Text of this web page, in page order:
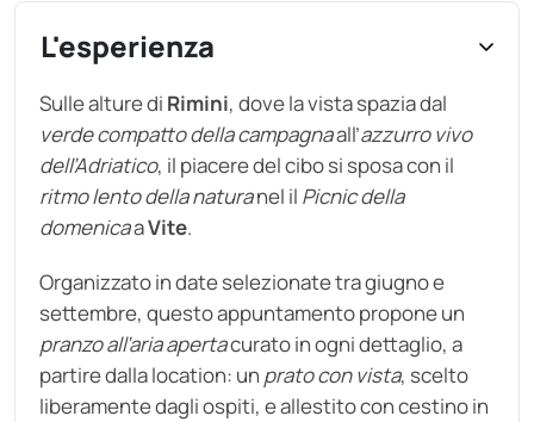
L'esperienza
Sulle alture di Rimini, dove la vista spazia dal
verde compatto della campagnaall’azzurro vivo
dell’Adriatico, il piacere del cibo si sposa con il
ritmo lento della naturanel il Picnic della
domenicaaVite.
Organizzato in date selezionate tra giugno e
settembre, questo appuntamento propone un
pranzo all’aria apertacurato in ogni dettaglio, a
partire dalla location: un prato con vista, scelto
liberamente dagli ospiti, e allestito con cestino in